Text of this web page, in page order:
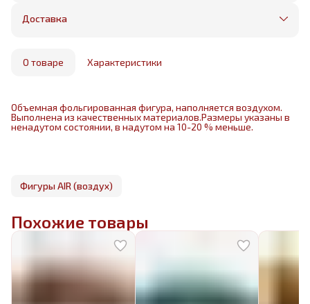
Бесплатная доставка в пределах КАД
маркетплейса
Доставка
О товаре Характеристики
Объемная фольгированная фигура, наполняется воздухом.
Выполнена из качественных материалов.Размеры указаны в
ненадутом состоянии, в надутом на 10-20 % меньше.
Фигуры AIR (воздух)
Похожие товары